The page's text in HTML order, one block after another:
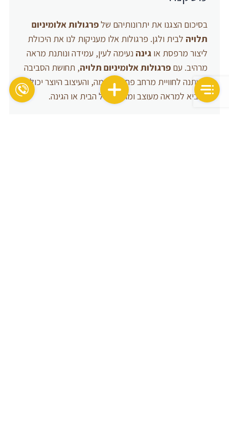
בסיכום הצגנו את יתרונותיהם שלפרגולות אלומיניום
תלויה לבית ולגן. פרגולות אלו מעניקות לנו את היכולת
ליצור מרפסת או גינה נעימה לעין, עמידה ונותנת מראה
מרהיב. עם פרגולות אלומיניום תלויה, תחושת הסביבה
משתנה לחוויית מרחב פתוח ונעימה, והעיצוב היוצר יכול
להביא למראה מעוצב ומודרני של הבית או הגינה.